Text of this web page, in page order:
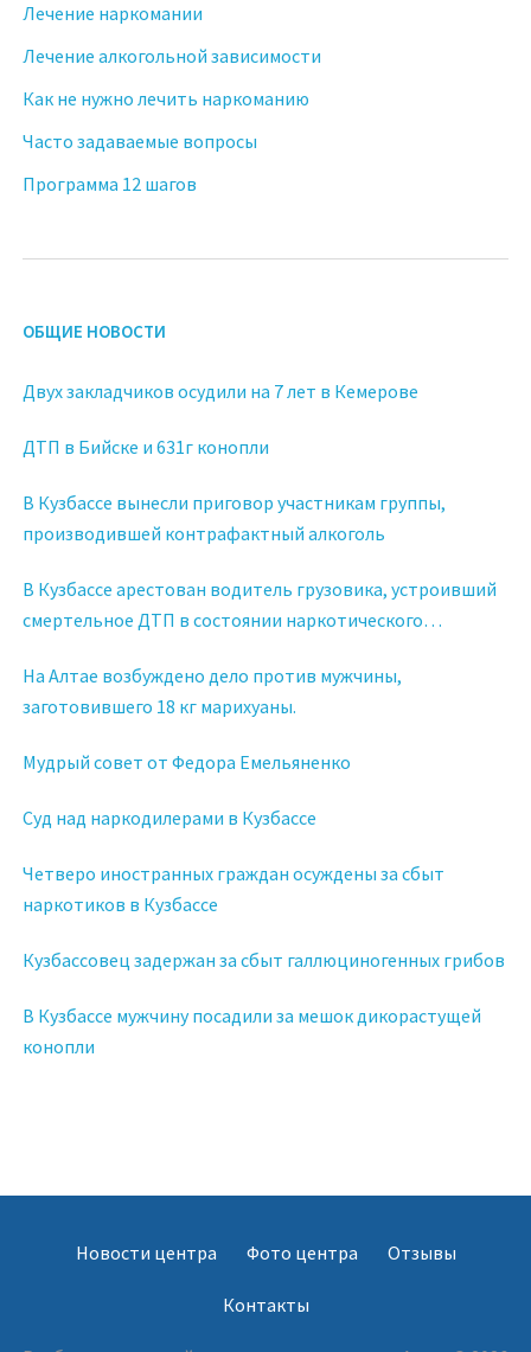
Лечение наркомании
Лечение алкогольной зависимости
Как не нужно лечить наркоманию
Часто задаваемые вопросы
Программа 12 шагов
ОБЩИЕ НОВОСТИ
Двух закладчиков осудили на 7 лет в Кемерове
ДТП в Бийске и 631г конопли
В Кузбассе вынесли приговор участникам группы,
производившей контрафактный алкоголь
В Кузбассе арестован водитель грузовика, устроивший
смертельное ДТП в состоянии наркотического
На Алтае возбуждено дело против мужчины,
заготовившего 18 кг марихуаны.
Мудрый совет от Федора Емельяненко
Суд над наркодилерами в Кузбассе
Четверо иностранных граждан осуждены за сбыт
наркотиков в Кузбассе
Кузбассовец задержан за сбыт галлюциногенных грибов
В Кузбассе мужчину посадили за мешок дикорастущей
конопли
Новости центра Фото центра Отзывы
Контакты